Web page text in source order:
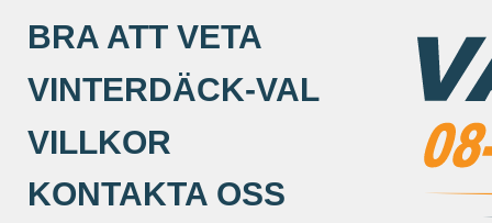
BRA ATT VETA
VINTERDÄCK-VAL
VILLKOR
KONTAKTA OSS